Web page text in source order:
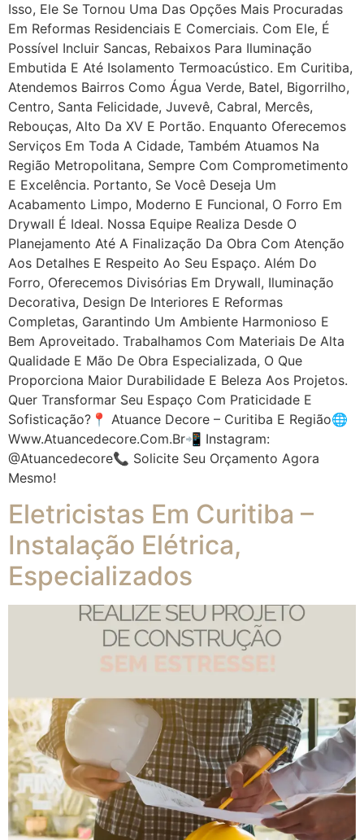
Isso, Ele Se Tornou Uma Das Opções Mais Procuradas
Em Reformas Residenciais E Comerciais. Com Ele, É
Possível Incluir Sancas, Rebaixos Para Iluminação
Embutida E Até Isolamento Termoacústico. Em Curitiba,
Atendemos Bairros Como Água Verde, Batel, Bigorrilho,
Centro, Santa Felicidade, Juvevê, Cabral, Mercês,
Rebouças, Alto Da XV E Portão. Enquanto Oferecemos
Serviços Em Toda A Cidade, Também Atuamos Na
Região Metropolitana, Sempre Com Comprometimento
E Excelência. Portanto, Se Você Deseja Um
Acabamento Limpo, Moderno E Funcional, O Forro Em
Drywall É Ideal. Nossa Equipe Realiza Desde O
Planejamento Até A Finalização Da Obra Com Atenção
Aos Detalhes E Respeito Ao Seu Espaço. Além Do
Forro, Oferecemos Divisórias Em Drywall, Iluminação
Decorativa, Design De Interiores E Reformas
Completas, Garantindo Um Ambiente Harmonioso E
Bem Aproveitado. Trabalhamos Com Materiais De Alta
Qualidade E Mão De Obra Especializada, O Que
Proporciona Maior Durabilidade E Beleza Aos Projetos.
Quer Transformar Seu Espaço Com Praticidade E
Sofisticação?📍 Atuance Decore – Curitiba E Região🌐
Www.atuancedecore.com.br📲 Instagram:
@atuancedecore📞 Solicite Seu Orçamento Agora
Mesmo!
Eletricistas Em Curitiba –
Instalação Elétrica,
Especializados